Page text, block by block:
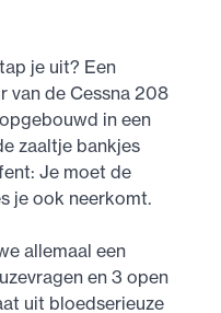
je uit? Een
van de Cessna 208
in een
zaaltje bankjes
Je moet de
je ook neerkomt.
allemaal een
en 3 open
uit bloedserieuze